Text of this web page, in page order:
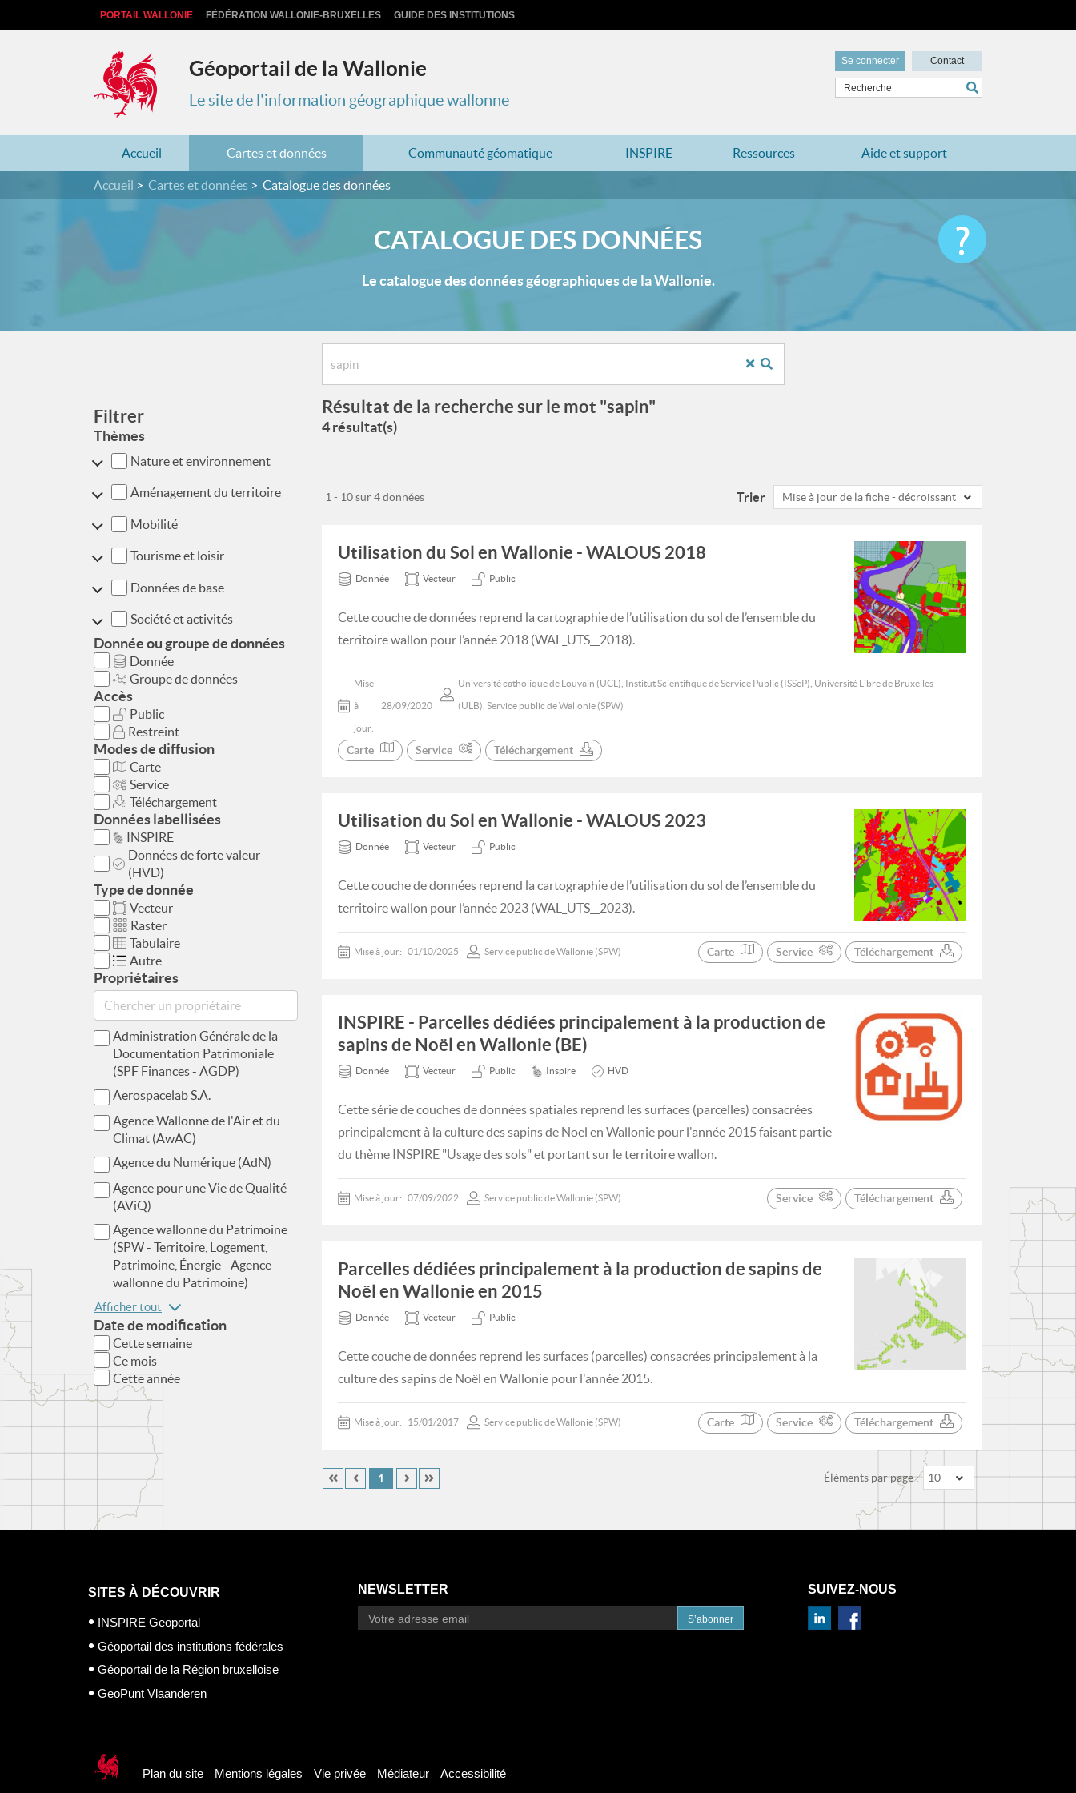
PORTAIL WALLONIE FÉDÉRATION WALLONIE-BRUXELLES GUIDE DES INSTITUTIONS
Géoportail de la Wallonie
Le site de l'information géographique wallonne
Se connecter Contact
Accueil Cartes et données Communauté géomatique INSPIRE Ressources Aide et support
Accueil Cartes et données Catalogue des données
CATALOGUE DES DONNÉES
Le catalogue des données géographiques de la Wallonie.
Filtrer
Thèmes
Nature et environnement
Aménagement du territoire
Mobilité
Tourisme et loisir
Données de base
Société et activités
Donnée ou groupe de données
Donnée
Groupe de données
Accès
Public
Restreint
Modes de diffusion
Carte
Service
Téléchargement
Données labellisées
INSPIRE
Données de forte valeur
(HVD)
Type de donnée
Vecteur
Raster
Tabulaire
Autre
Propriétaires
Administration Générale de la
Documentation Patrimoniale
(SPF Finances - AGDP)
Aerospacelab S.A.
Agence Wallonne de l'Air et du
Climat (AwAC)
Agence du Numérique (AdN)
Agence pour une Vie de Qualité
(AViQ)
Agence wallonne du Patrimoine
(SPW - Territoire, Logement,
Patrimoine, Énergie - Agence
wallonne du Patrimoine)
Afficher tout
Date de modification
Cette semaine
Ce mois
Cette année
Résultat de la recherche sur le mot "sapin"
4 résultat(s)
Trier Mise à jour de la fiche - décroissant
1 - 10 sur 4 données
Utilisation du Sol en Wallonie - WALOUS 2018
Donnée Vecteur Public
Cette couche de données reprend la cartographie de l’utilisation du sol de l’ensemble du
territoire wallon pour l’année 2018 (WAL_UTS__2018).
Mise
à
jour:
28/09/2020
Université catholique de Louvain (UCL), Institut Scientifique de Service Public (ISSeP), Université Libre de Bruxelles
(ULB), Service public de Wallonie (SPW)
Carte Service Téléchargement
Utilisation du Sol en Wallonie - WALOUS 2023
Donnée Vecteur Public
Cette couche de données reprend la cartographie de l’utilisation du sol de l’ensemble du
territoire wallon pour l’année 2023 (WAL_UTS__2023).
Mise à jour: 01/10/2025 Service public de Wallonie (SPW) Carte Service Téléchargement
INSPIRE - Parcelles dédiées principalement à la production de
sapins de Noël en Wallonie (BE)
Donnée Vecteur Public Inspire HVD
Cette série de couches de données spatiales reprend les surfaces (parcelles) consacrées
principalement à la culture des sapins de Noël en Wallonie pour l'année 2015 faisant partie
du thème INSPIRE "Usage des sols" et portant sur le territoire wallon.
Mise à jour: 07/09/2022 Service public de Wallonie (SPW) Service Téléchargement
Parcelles dédiées principalement à la production de sapins de
Noël en Wallonie en 2015
Donnée Vecteur Public
Cette couche de données reprend les surfaces (parcelles) consacrées principalement à la
culture des sapins de Noël en Wallonie pour l'année 2015.
Mise à jour: 15/01/2017 Service public de Wallonie (SPW) Carte Service Téléchargement
Éléments par page : 10
1
SITES À DÉCOUVRIR
INSPIRE Geoportal
Géoportail des institutions fédérales
Géoportail de la Région bruxelloise
GeoPunt Vlaanderen
NEWSLETTER
S’abonner
SUIVEZ-NOUS
Plan du site Mentions légales Vie privée Médiateur Accessibilité